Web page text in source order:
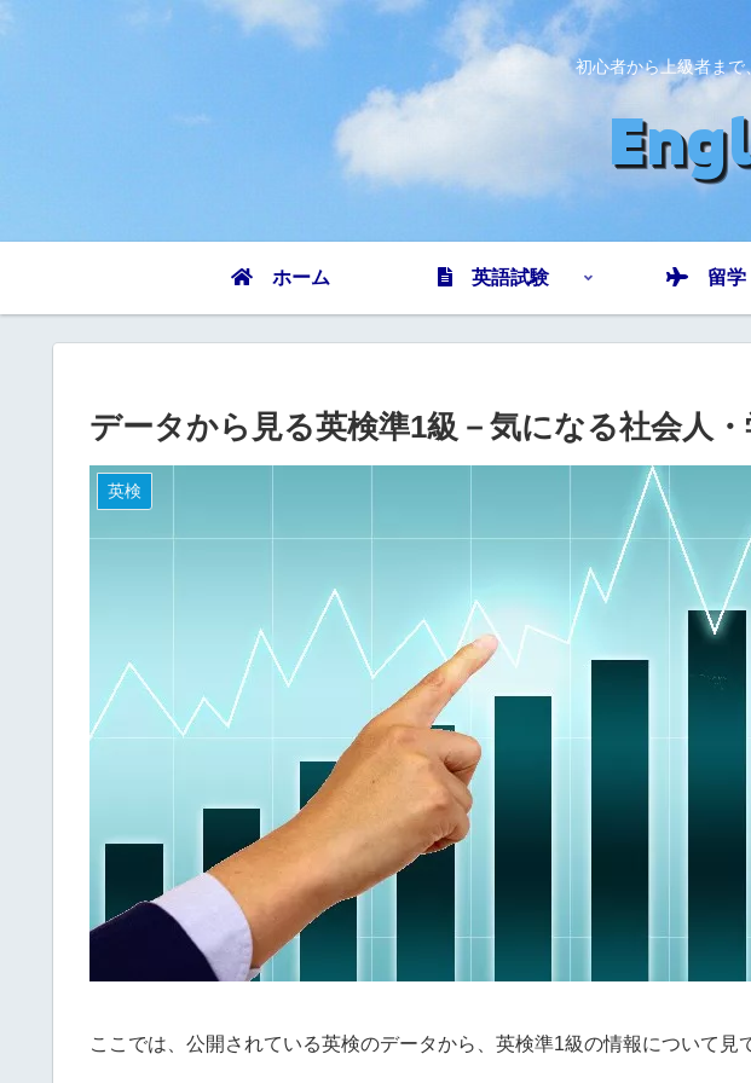
初心者から上級者まで
ホーム 英語試験 留学
データから見る英検準1級－気になる社会人
英検
ここでは、公開されている英検のデータから、英検準1級の情報について見